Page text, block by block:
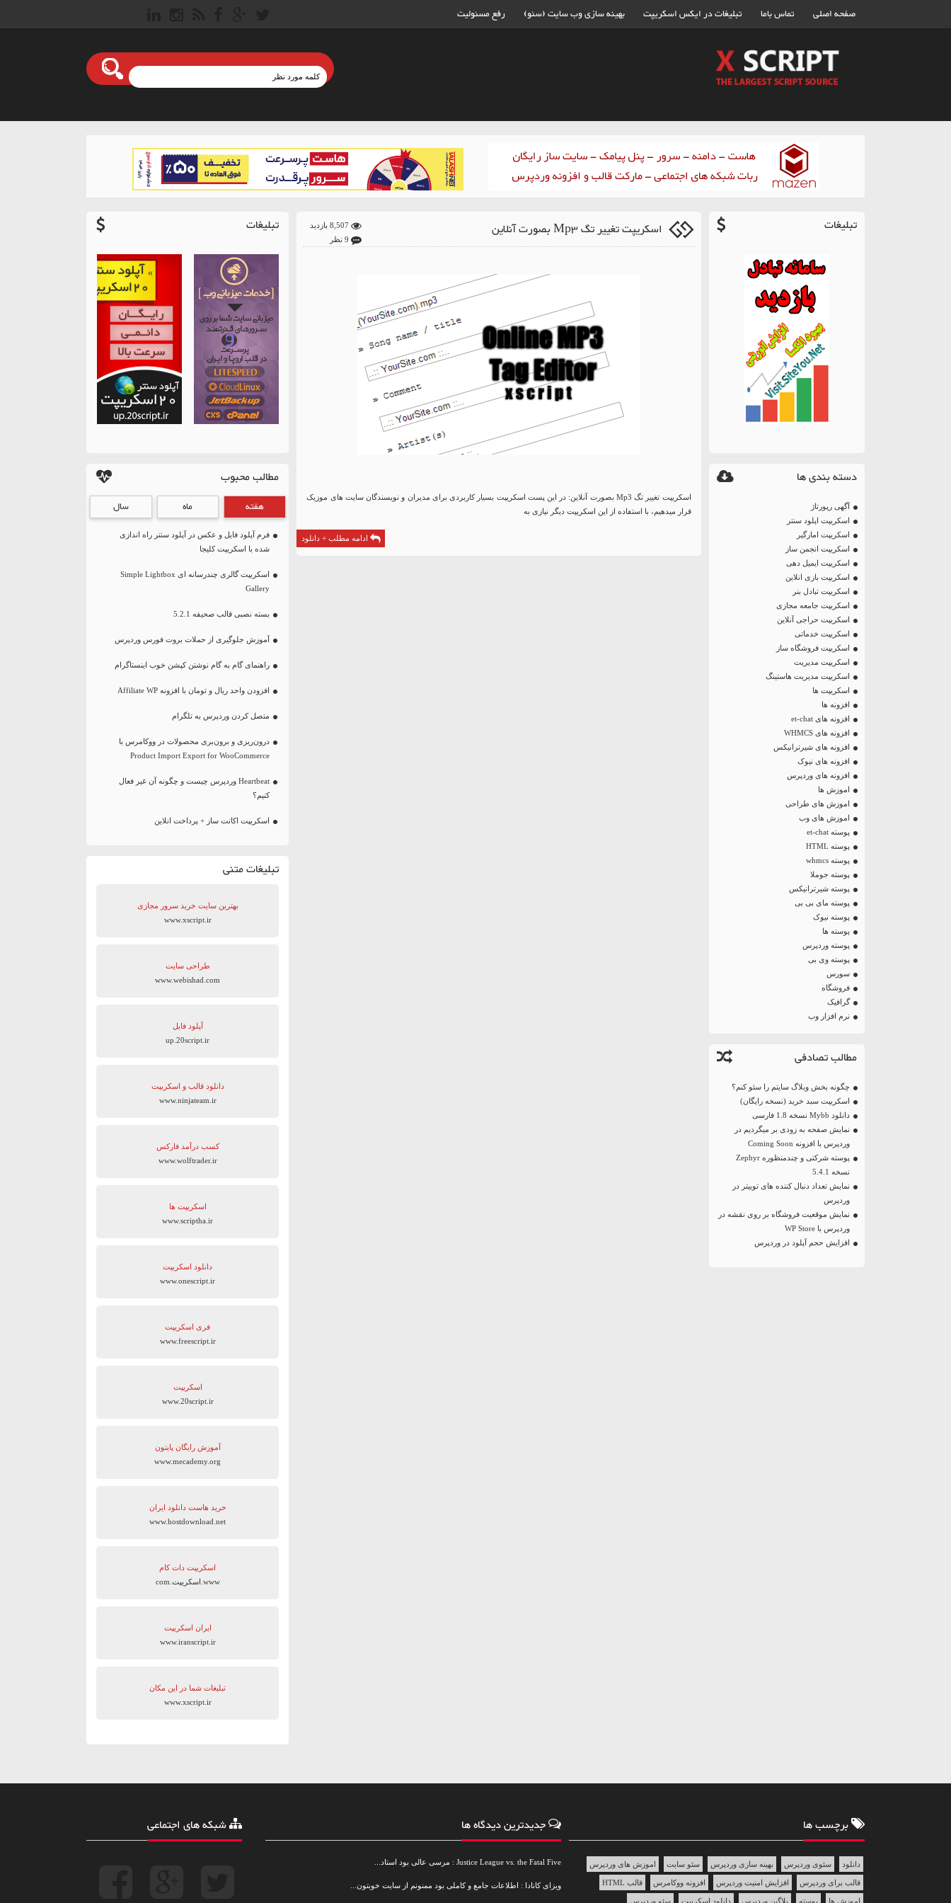
صفحه اصلی تماس باما تبلیغات در ایکس اسکریپت بهینه سازی وب سایت (سئو) رفع مسئولیت
تبلیغات
دسته بندی ها
آگهی رپورتاژ
اسکریپت اپلود سنتر
اسکریپت امارگیر
اسکریپت انجمن ساز
اسکریپت ایمیل دهی
اسکریپت بازی انلاین
اسکریپت تبادل بنر
اسکریپت جامعه مجازی
اسکریپت حراجی آنلاین
اسکریپت خدماتی
اسکریپت فروشگاه ساز
اسکریپت مدیریت
اسکریپت مدیریت هاستینگ
اسکریپت ها
افزونه ها
افزونه های et-chat
افزونه های WHMCS
افزونه های شیرترانیکس
افزونه های نیوک
افزونه های وردپرس
اموزش ها
اموزش های طراحی
اموزش های وب
پوسته et-chat
پوسته HTML
پوسته whmcs
پوسته جوملا
پوسته شیرترانیکس
پوسته مای بی بی
پوسته نیوک
پوسته ها
پوسته وردپرس
پوسته وی بی
سورس
فروشگاه
گرافیک
نرم افزار وب
مطالب تصادفی
چگونه بخش وبلاگ سایتم را سئو کنم؟
اسکریپت سبد خرید (نسخه رایگان)
دانلود Mybb نسخه 1.8 فارسی
نمایش صفحه به زودی بر میگردیم در
وردپرس با افزونه Coming Soon
پوسته شرکتی و چندمنظوره Zephyr
نسخه 5.4.1
نمایش تعداد دنبال کننده های توییتر در
وردپرس
نمایش موقعیت فروشگاه‌ بر روی نقشه در
وردپرس با WP Store
افزایش حجم آپلود در وردپرس
اسکریپت تغییر تگ Mp3 بصورت آنلاین
8,507 بازدید
اسکریپت تغییر تگ Mp3 بصورت آنلاین: در این پست اسکریپت بسیار کاربردی برای مدیران و نویسندگان سایت های موزیک
قرار میدهیم، با استفاده از این اسکریپت دیگر نیازی به
ادامه مطلب + دانلود
تبلیغات
مطالب محبوب
هفته ماه سال
فرم آپلود فایل و عکس در آپلود سنتر راه اندازی
شده با اسکریپت کلیجا
اسکریپت گالری چندرسانه ای Simple Lightbox
Gallery
بسته نصبی قالب صحیفه 5.2.1
آموزش جلوگیری از حملات بروت فورس وردپرس
راهنمای گام به گام نوشتن کپشن خوب اینستاگرام
افزودن واحد ریال و تومان با افزونه Affiliate WP
متصل کردن وردپرس به تلگرام
درون‌ریزی و برون‌بری محصولات در ووکامرس با
Product Import Export for WooCommerce
Heartbeat وردپرس چیست و چگونه آن غیر فعال
کنیم؟
اسکریپت اکانت ساز + پرداخت انلاین
تبلیغات متنی
بهترین سایت‌ خرید سرور مجازی
www.xscript.ir
طراحی سایت
www.webishad.com
آپلود فایل
up.20script.ir
دانلود قالب و اسکریپت
www.ninjateam.ir
کسب درآمد فارکس
www.wolftrader.ir
اسکریپت ها
www.scriptha.ir
دانلود اسکریپت
www.onescript.ir
فری اسکریپت
www.freescript.ir
اسکریپت
www.20script.ir
آموزش رایگان پایتون
www.mecademy.org
خرید هاست دانلود ایران
www.hostdownload.net
اسکریپت دات کام
www.اسکریپت.com
ایران اسکریپت
www.iranscript.ir
تبلیغات شما در این مکان
www.xscript.ir
شبکه های اجتماعی جدیدترین دیدگاه ها
Justice League vs. the Fatal Five : مرسی عالی بود استاد...
ویزای کانادا : اطلاعات جامع و کاملی بود ممنونم از سایت خوبتون...
برچسب ها
دانلود سئوی وردپرس بهینه سازی وردپرس سئو سایت اموزش های وردپرس
قالب برای وردپرس افزایش امنیت وردپرس افزونه ووکامرس قالب HTML
اموزش ها پوسته پلاگین وردپرس دانلود اسکریپت سئو وردپرس